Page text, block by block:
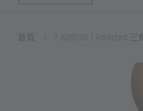
首頁 › ( ADS235 ) Addicted